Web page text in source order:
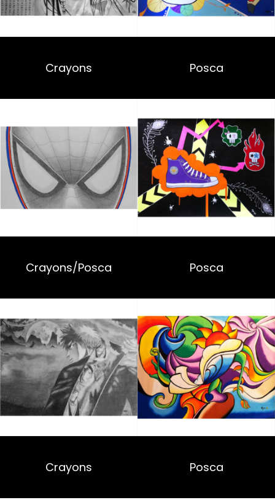
Crayons Posca
Crayons/Posca Posca
Crayons Posca